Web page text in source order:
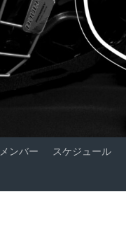
メンバー スケジュール